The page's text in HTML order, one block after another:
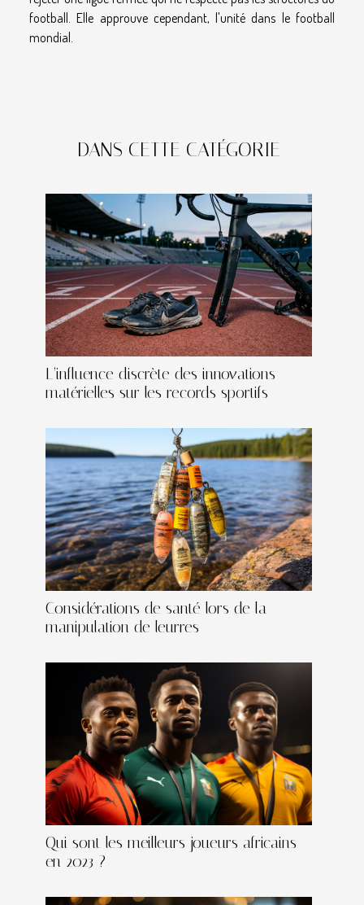
football. Elle approuve cependant, l'unité dans le football
mondial.
DANS CETTE CATÉGORIE
L’influence discrète des innovations
matérielles sur les records sportifs
Considérations de santé lors de la
manipulation de leurres
Qui sont les meilleurs joueurs africains
en 2023 ?